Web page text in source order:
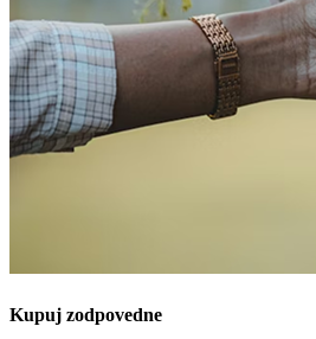
Kupuj zodpovedne